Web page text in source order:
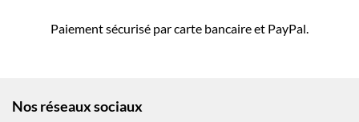
Paiement sécurisé par carte bancaire et PayPal.
Nos réseaux sociaux